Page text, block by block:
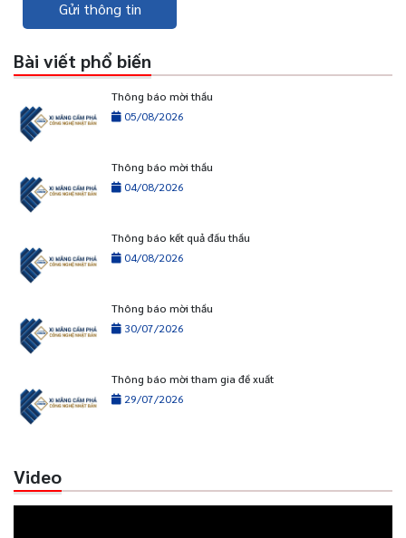
Gửi thông tin
Bài viết phổ biến
Thông báo mời thầu
05/08/2026
Thông báo mời thầu
04/08/2026
Thông báo kết quả đấu thầu
04/08/2026
Thông báo mời thầu
30/07/2026
Thông báo mời tham gia đề xuất
29/07/2026
Video